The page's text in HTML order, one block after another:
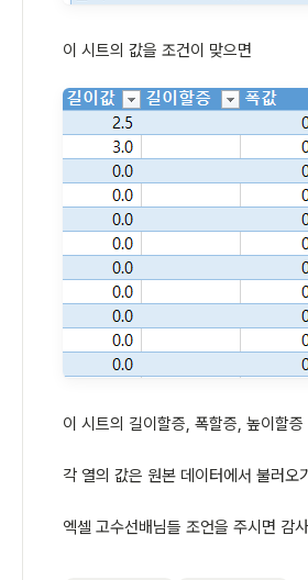
이 시트의 값을 조건이 맞으면
이 시트의 길이할증, 폭할증, 높이할
각 열의 값은 원본 데이터에서 불러
엑셀 고수선배님들 조언을 주시면 감